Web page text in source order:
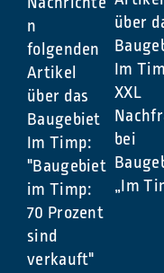
n
folgenden
Artikel
über das
Baugebiet
Im Timp:
"Baugebiet
im Timp:
70 Prozent
sind
verkauft"
über
Im
XXL
bei
„Im